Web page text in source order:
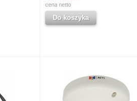
cena netto
Do koszyka